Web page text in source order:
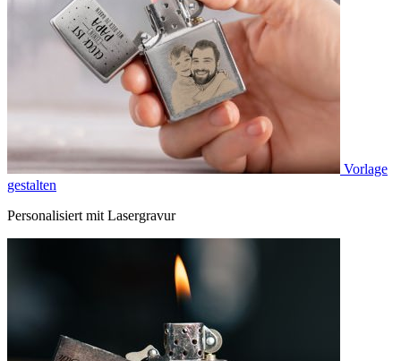
Vorlage
gestalten
Personalisiert mit Lasergravur